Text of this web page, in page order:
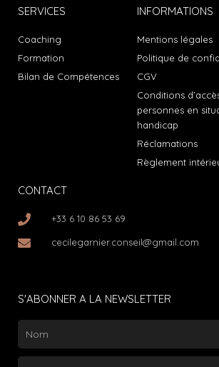
SERVICES
Coaching
Formation
Bilan de Compétences
INFORMATIONS
Mentions légales
Politique de
CGV
Conditions
personnes en
handicap
Réclamations
Règlement
CONTACT
+33 6 10 86 53 69
cecilegarnier.conseil@gmail.com
S'ABONNER A LA NEWSLETTER